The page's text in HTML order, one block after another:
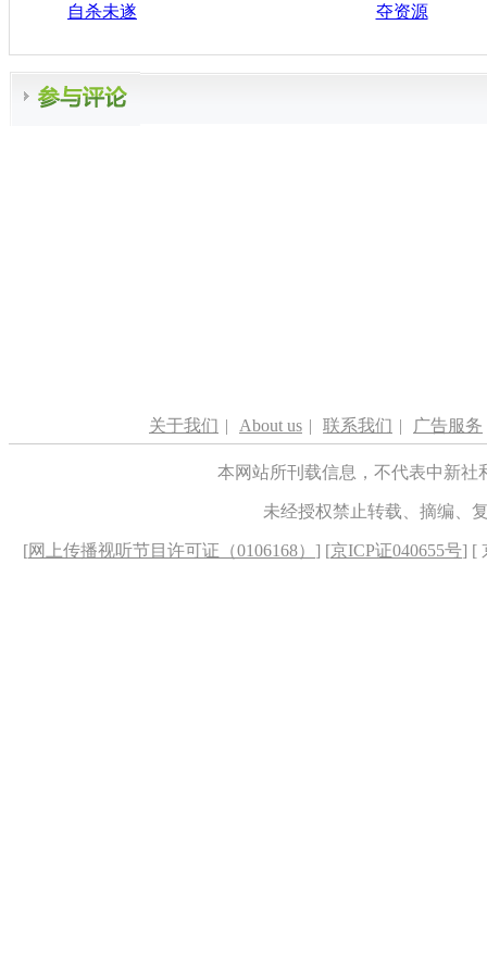
自杀未遂
夺资源
关于我们 | About us | 联系我们 | 广告服务
本网站所刊载信息，不代表中新
未经授权禁止转载、摘编、
[网上传播视听节目许可证（0106168） ] [京ICP证040655号] [